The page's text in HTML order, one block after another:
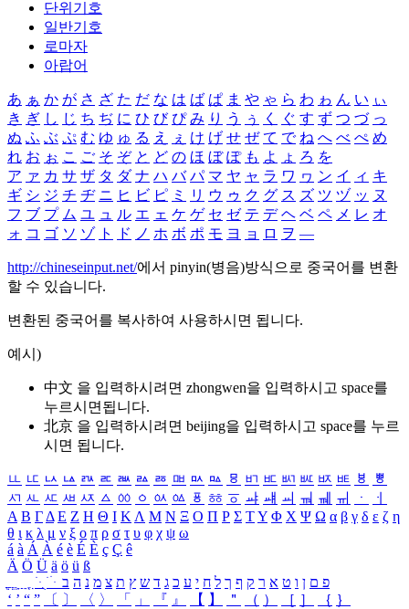
단위기호
일반기호
로마자
아랍어
あ ぁ か が さ ざ た だ な は ば ぱ ま や ゃ ら わ ゎ ん い ぃ
き ぎ し じ ち ぢ に ひ び ぴ み り う ぅ く ぐ す ず つ づ っ
ぬ ふ ぶ ぷ む ゆ ゅ る え ぇ け げ せ ぜ て で ね へ べ ぺ め
れ お ぉ こ ご そ ぞ と ど の ほ ぼ ぽ も よ ょ ろ を
ア ァ カ サ ザ タ ダ ナ ハ バ パ マ ヤ ャ ラ ワ ヮ ン イ ィ キ
ギ シ ジ チ ヂ ニ ヒ ビ ピ ミ リ ウ ゥ ク グ ス ズ ツ ヅ ッ ヌ
フ ブ プ ム ユ ュ ル エ ェ ケ ゲ セ ゼ テ デ ヘ ベ ペ メ レ オ
ォ コ ゴ ソ ゾ ト ド ノ ホ ボ ポ モ ヨ ョ ロ ヲ ―
http://chineseinput.net/에서 pinyin(병음)방식으로 중국어를 변환
할 수 있습니다.
변환된 중국어를 복사하여 사용하시면 됩니다.
예시)
中文 을 입력하시려면 zhongwen을 입력하시고 space를
누르시면됩니다.
北京 을 입력하시려면 beijing을 입력하시고 space를 누르
시면 됩니다.
ㅥ ㅦ ㅧ ㅨ ㅩ ㅪ ㅫ ㅬ ㅭ ㅮ ㅯ ㅰ ㅱ ㅲ ㅳ ㅴ ㅵ ㅶ ㅷ ㅸ
ㅹ
ㅺ ㅻ ㅼ ㅽ ㅾ ㅿ ㆀ ㆁ ㆂ ㆃ ㆄ ㆅ ㆆ ㆇ ㆈ ㆉ ㆊ ㆋ ㆌ ㆍ
ㆎ
Α Β ΓΔ Ε Ζ Η Θ Ι ΚΛ Μ Ν Ξ Ο Π Ρ Σ ΤΥ Φ Χ Ψ Ω α β γ δ ε ζ η
θ ι κ λ μ ν ξ ο π ρ σ τ υ φ χ ψ ω
á à Á À é è É È ç Ç ê
Ä Ö Ü ä ö ü ß
ִֶֹ ֻּ ׁׂ פ ם ן ו ט א ר ק ף ך ל ח י ע כ ג ד ש ץ ת צ מ נ ה ב
‘ ’ “ ” 〔 〕 〈 〉 「 」 『 』 【 】 ＂ （ ） ［ ］ ｛ ｝